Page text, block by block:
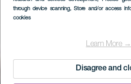
through device scanning, Store and/or access
cookies
Learn More →
Disagree and